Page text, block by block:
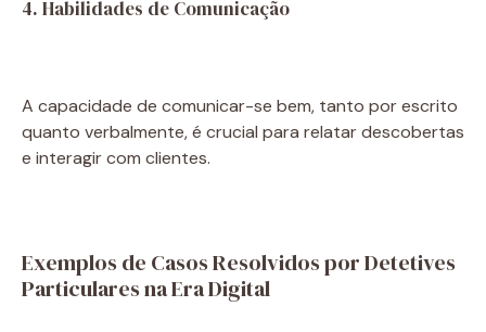
4. Habilidades de Comunicação
A capacidade de comunicar-se bem, tanto por escrito
quanto verbalmente, é crucial para relatar descobertas
e interagir com clientes.
Exemplos de Casos Resolvidos por Detetives
Particulares na Era Digital